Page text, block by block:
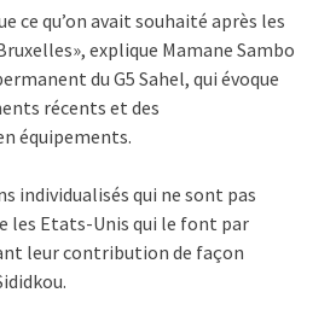
ce qu’on avait souhaité après les
explique Mamane Sambo
du G5 Sahel, qui évoque
récents et des
équipements.
individualisés qui ne sont pas
les Etats-Unis qui le font par
leur contribution de façon